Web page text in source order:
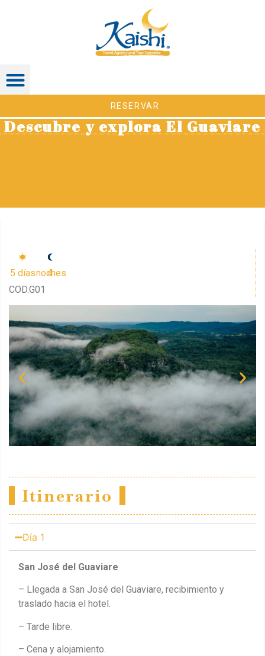
RESERVAR
Descubre y explora El Guaviare
5 días
COD.G01
4 noches
Itinerario
Día 1
San José del Guaviare
– Llegada a San José del Guaviare, recibimiento y
traslado hacia el hotel.
– Tarde libre.
– Cena y alojamiento.